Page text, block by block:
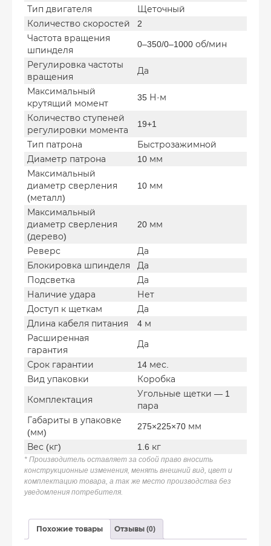
Тип двигателя
Щеточный
Количество скоростей
2
Частота вращения
шпинделя
0–350/0–1000 об/мин
Регулировка частоты
вращения
Да
Максимальный
крутящий момент
35 Н·м
Количество ступеней
регулировки момента
19+1
Тип патрона
Быстрозажимной
Диаметр патрона
10 мм
Максимальный
диаметр сверления
(металл)
10 мм
Максимальный
диаметр сверления
(дерево)
20 мм
Реверс
Да
Блокировка шпинделя
Да
Подсветка
Да
Наличие удара
Нет
Доступ к щеткам
Да
Длина кабеля питания
4 м
Расширенная
гарантия
Да
Срок гарантии
14 мес.
Вид упаковки
Коробка
Комплектация
Угольные щетки — 1
пара
Габариты в упаковке
(мм)
275×225×70 мм
Вес (кг) 1.6 кг
* Производитель оставляет за собой право вносить
конструкционные изменения, менять внешний вид, цвет и
комплектацию товара, а так же место производства без
уведомления потребителя.
Похожие товары Отзывы (0)